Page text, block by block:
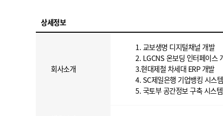
상세정보
회사소개
1. 교보생명 디지털채널 개발
2. LGCNS 온보딩 인터페이스
3.현대제철 차세대 ERP 개발
4. SC제일은행 기업뱅킹 시스
5. 국토부 공간정보 구축 시스